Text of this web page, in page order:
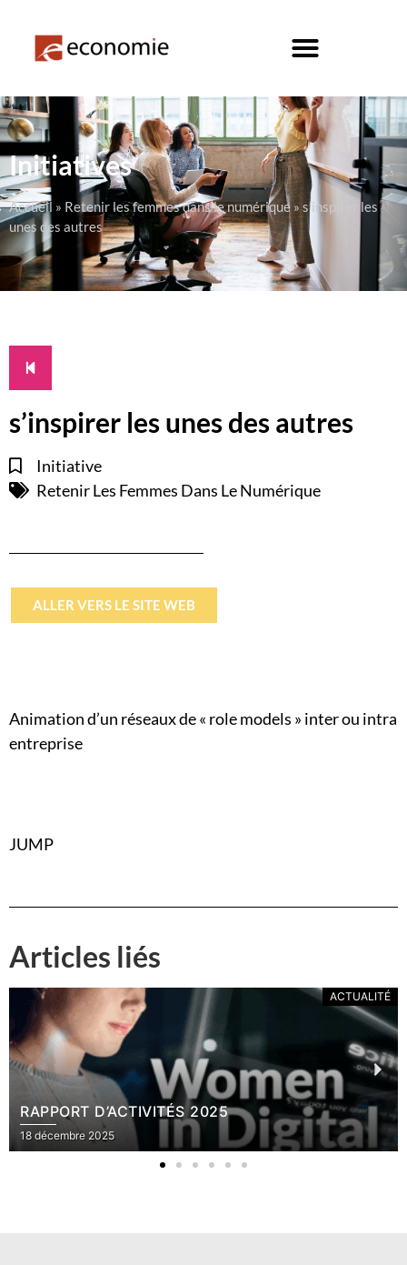
Initiatives
Accueil » Retenir les femmes dans le numérique»s’inspirer les
unes des autres
s’inspirer les unes des autres
Initiative
Retenir Les Femmes Dans Le Numérique
ALLER VERS LE SITE WEB
Animation d’un réseaux de « role models » inter ou intra
entreprise
JUMP
Articles liés
ACTUALITÉ
RAPPORT D’ACTIVITÉS 2025
18 décembre 2025